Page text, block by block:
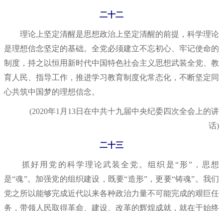
二十二
理论上坚定清醒是思想政治上坚定清醒的前提，科学理论
是理想信念坚定的基础。全党必须建立不忘初心、牢记使命的
制度，持之以恒用新时代中国特色社会主义思想武装全党、教
育人民、指导工作，推进学习教育制度化常态化，不断坚定同
心共筑中国梦的理想信念。
(2020年1月13日在中共十九届中央纪委四次全会上的讲
话)
二十三
抓好用党的科学理论武装全党。组织是“形”，思想
是“魂”。加强党的组织建设，既要“造形”，更要“铸魂”。我们
党之所以能够完成近代以来各种政治力量不可能完成的艰巨任
务，带领人民取得革命、建设、改革的辉煌成就，就在于始终